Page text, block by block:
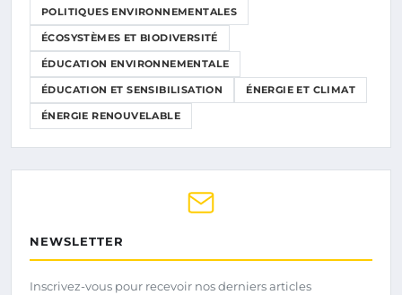
POLITIQUES ENVIRONNEMENTALES
ÉCOSYSTÈMES ET BIODIVERSITÉ
ÉDUCATION ENVIRONNEMENTALE
ÉDUCATION ET SENSIBILISATION ÉNERGIE ET CLIMAT
ÉNERGIE RENOUVELABLE
NEWSLETTER
Inscrivez-vous pour recevoir nos derniers articles